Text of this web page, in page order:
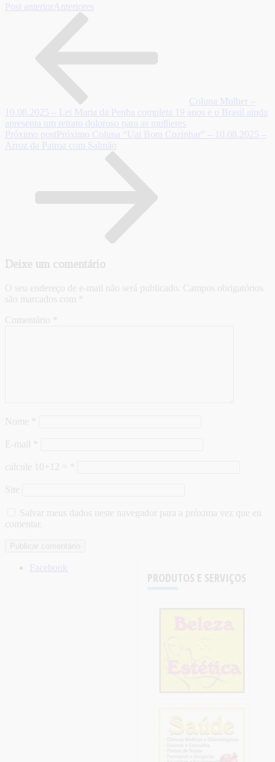
Post anterior Anteriores
Coluna Mulher –
10.08.2025 – Lei Maria da Penha completa 19 anos e o Brasil ainda
apresenta um retrato doloroso para as mulheres
Próximo post Próximo Coluna “Uai Bora Cozinhar” – 10.08.2025 –
Arroz da Patroa com Salmão
Deixe um comentário
O seu endereço de e-mail não será publicado. Campos obrigatórios
são marcados com
Comentário
Nome
E-mail
calcule 10+12 =
Site
Salvar meus dados neste navegador para a próxima vez que eu
comentar.
PRODUTOS E SERVIÇOS
Facebook